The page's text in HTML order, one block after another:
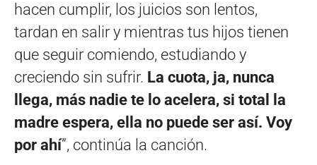
hacen cumplir, los juicios son lentos,
tardan en salir y mientras tus hijos tienen
que seguir comiendo, estudiando y
creciendo sin sufrir. La cuota, ja, nunca
llega, más nadie te lo acelera, si total la
madre espera, ella no puede ser así. Voy
por ahí”, continúa la canción.